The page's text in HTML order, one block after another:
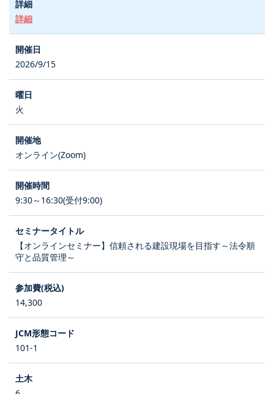
詳細
2026/9/15
火
オンライン(Zoom)
9:30～16:30(受付9:00)
【オンラインセミナー】信頼される建設現場を目指す～法令順
守と品質管理～
14,300
101-1